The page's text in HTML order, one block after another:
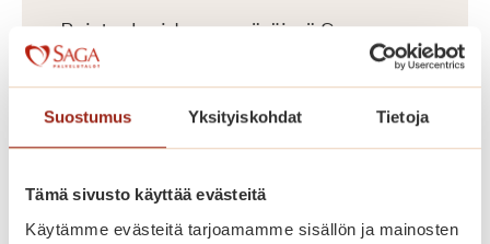
Suostumus Yksityiskohdat Tietoja
Tämä sivusto käyttää evästeitä
Käytämme evästeitä tarjoamamme sisällön ja mainosten
Puistoalueiden ympäröimä Saga
Kaskenniitty on rakennettu avarasti.
Kodinomaisessa ja aktiivisessa
palvelutalossa on 207 parvekkeellista
omassa kodissasi, jonka voit sisustaa
mieleiseksesi. Kaikissa